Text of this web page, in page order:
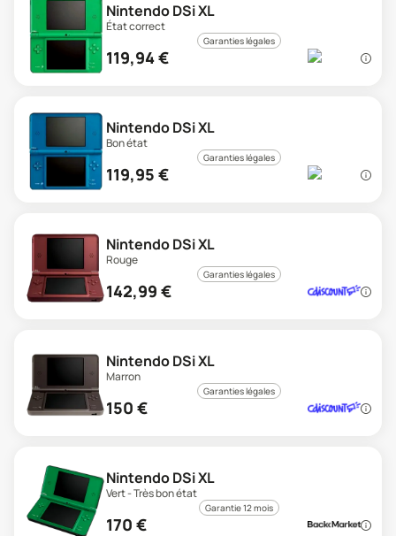
Nintendo DSi XL
État correct
Garanties légales
119,94€
Nintendo DSi XL
Bon état
Garanties légales
119,95 €
Nintendo DSi XL
Rouge
Garanties légales
142,99 €
Nintendo DSi XL
Marron
Garanties légales
150 €
Nintendo DSi XL
Vert - Très bon état
Garantie 12 mois
170 €